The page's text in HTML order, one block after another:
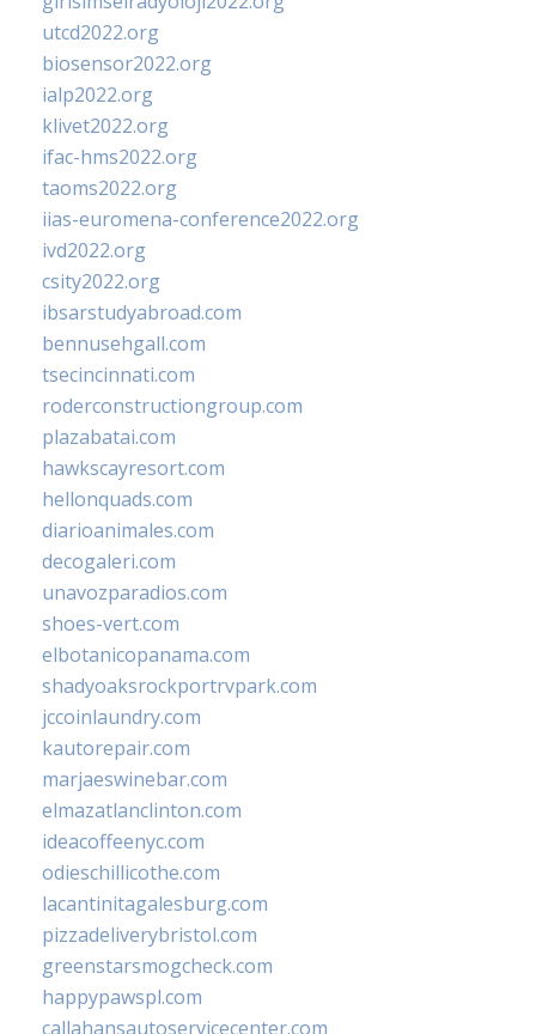
utcd2022.org
biosensor2022.org
ialp2022.org
klivet2022.org
ifac-hms2022.org
taoms2022.org
iias-euromena-conference2022.org
ivd2022.org
csity2022.org
ibsarstudyabroad.com
bennusehgall.com
tsecincinnati.com
roderconstructiongroup.com
plazabatai.com
hawkscayresort.com
hellonquads.com
diarioanimales.com
decogaleri.com
unavozparadios.com
shoes-vert.com
elbotanicopanama.com
shadyoaksrockportrvpark.com
jccoinlaundry.com
kautorepair.com
marjaeswinebar.com
elmazatlanclinton.com
ideacoffeenyc.com
odieschillicothe.com
lacantinitagalesburg.com
pizzadeliverybristol.com
greenstarsmogcheck.com
happypawspl.com
callahansautoservicecenter.com